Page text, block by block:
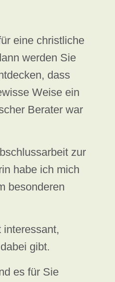
eine christliche
werden Sie
dass
Weise ein
Berater war
zur
habe ich mich
besonderen
gibt.
es für Sie